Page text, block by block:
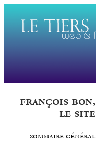
françois bon,
le site
sommaire général